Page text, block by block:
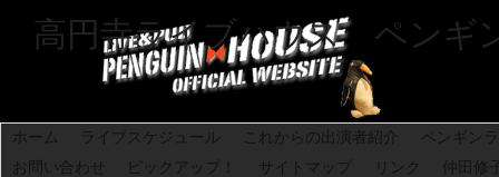
高円寺ライブハウス ペンギ
ホーム ライブスケジュール これからの出演者紹介
ペンギン
お問い合わせ
ピックアップ！ サイトマップ リンク 仲田修